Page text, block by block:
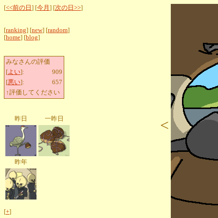
[<<前の日 ] [今月 ] [次の日>>]
[ranking] [new] [random]
[home] [blog]
みなさんの評価
[よい]:
909
[悪い]:
657
↑評価してください
昨日 一昨日
昨年
[+]
<